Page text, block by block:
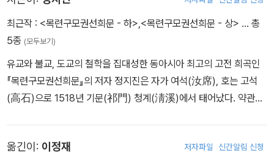
최근작 : <목련구모권선희문 - 하> <목련구모권선희문 - 상> … 총
5종 (모두보기)
유교와 불교, 도교의 철학을 집대성한 동아시아 최고의 고전 희곡인
『목련구모권선희문』의 저자 정지진은 자가 여석(汝席), 호는 고석
(高石)으로 1518년 기문(祁門) 청계(淸溪)에서 태어났다. 약관의
하지 못하고 평생을 고향에서 살았다. 그러나 눈이 불편한 가운데에
옮긴이: 이정재 저자파일 신간알림 신청